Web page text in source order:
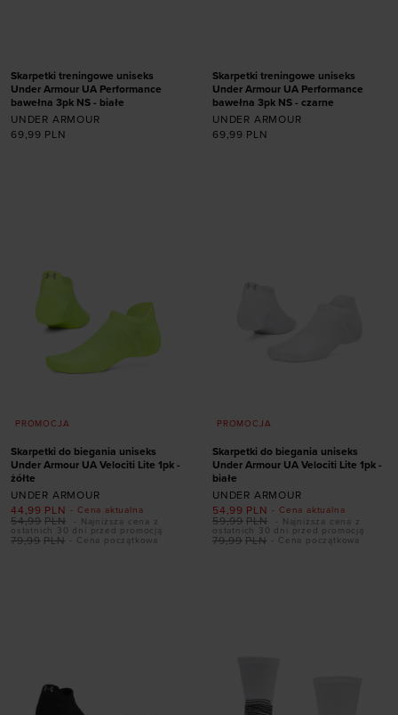
Skarpetki treningowe uniseks
Under Armour UA Performance
bawełna 3pk NS - białe
UNDER ARMOUR
69,99 PLN
Skarpetki treningowe uniseks
Under Armour UA Performance
bawełna 3pk NS - czarne
UNDER ARMOUR
69,99 PLN
PROMOCJA
Dodaj produkt w
Skarpetki do biegania uniseks
Under Armour UA Velociti Lite 1pk -
żółte
UNDER ARMOUR
- Cena aktualna
44,99 PLN
- Cena początkowa
79,99 PLN
54,99 PLN
- Najniższa cena z
ostatnich 30 dni przed promocją
PROMOCJA
Skarpetki do biegania uniseks
Under Armour UA Velociti Lite 1pk -
białe
UNDER ARMOUR
- Cena aktualna
54,99 PLN
- Cena początkowa
79,99 PLN
59,99 PLN
- Najniższa cena z
ostatnich 30 dni przed promocją